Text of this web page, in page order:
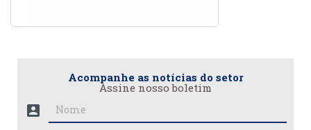
Acompanhe as notícias do setor
Assine nosso boletim
account_box